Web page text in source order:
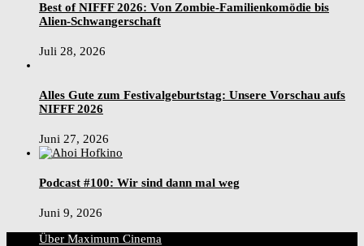
Best of NIFFF 2026: Von Zombie-Familienkomödie bis
Alien-Schwangerschaft
Juli 28, 2026
Alles Gute zum Festivalgeburtstag: Unsere Vorschau aufs
NIFFF 2026
Juni 27, 2026
Podcast #100: Wir sind dann mal weg
Juni 9, 2026
Über Maximum Cinema